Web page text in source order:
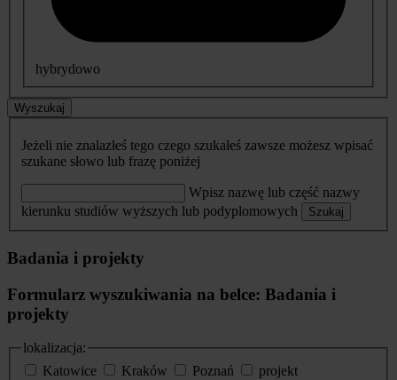
hybrydowo
Wyszukaj
Jeżeli nie znalazłeś tego czego szukałeś zawsze możesz wpisać
szukane słowo lub frazę poniżej
Wpisz nazwę lub część nazwy
kierunku studiów wyższych lub podyplomowych
Szukaj
Badania i projekty
Formularz wyszukiwania na belce: Badania i
projekty
lokalizacja:
Katowice
Kraków Poznań
projekt